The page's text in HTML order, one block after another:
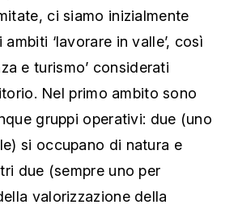
ci siamo inizialmente
‘lavorare in valle’, così
e turismo’ considerati
Nel primo ambito sono
gruppi operativi: due (uno
si occupano di natura e
due (sempre uno per
valorizzazione della